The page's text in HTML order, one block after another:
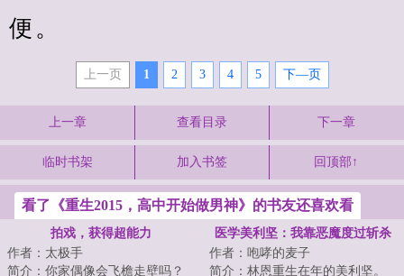
便。
上一页 1 2 3 4 5 下—页
上一章 查看目录 下一章
临时书架 加入书签 回顶部↑
看了《重生2015，高中开始做男神》的书友还喜欢看
拍戏，获得超能力
作者：太极手
简介：你家偶像会飞檐走壁吗？
医学美利坚：我靠恶魔度过斩杀
线
作者：咆哮的麦子
简介：林恩重生在年的美利坚。